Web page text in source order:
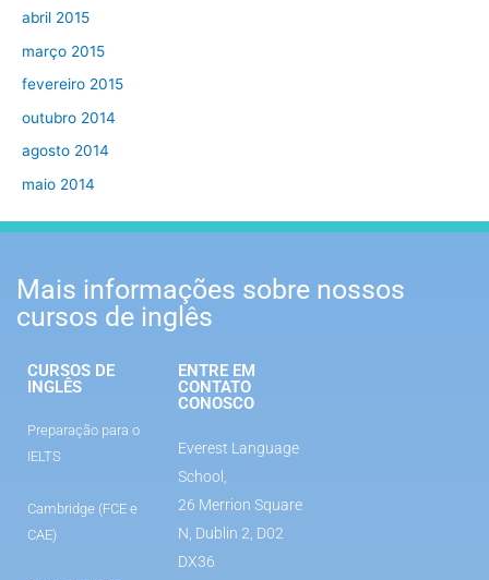
abril 2015
março 2015
fevereiro 2015
outubro 2014
agosto 2014
maio 2014
Mais informações sobre nossos
cursos de inglês
CURSOS DE
INGLÊS
Preparação para o
IELTS
Cambridge (FCE e
CAE)
ENTRE EM
CONTATO
CONOSCO
Everest Language
School,
26 Merrion Square
N, Dublin 2, D02
DX36